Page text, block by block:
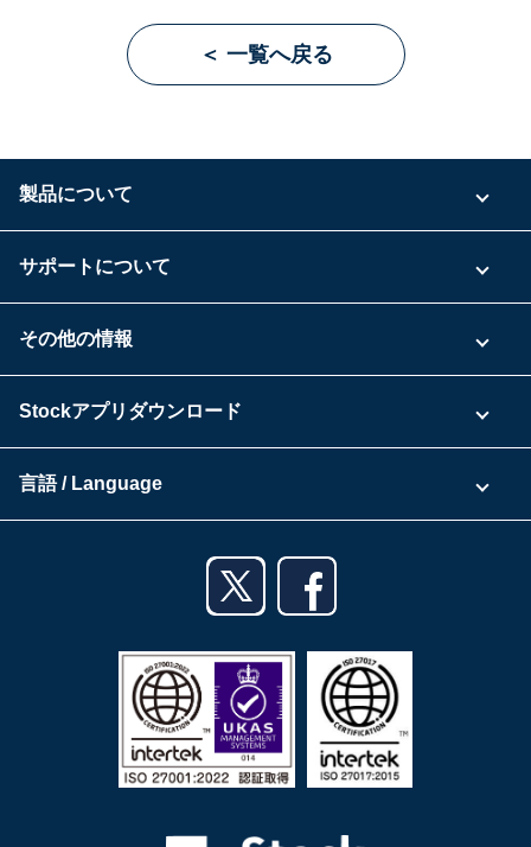
＜ 一覧へ戻る
製品について
具体的な活用事例
セキュリティ
資料ダウンロード
サポートについて
よくある質問
その他の情報
Stock公式ブログ
プライバシーポリシー
Stockアプリダウンロード
iPhoneアプリ
Androidタブレットアプリ
言語 / Language